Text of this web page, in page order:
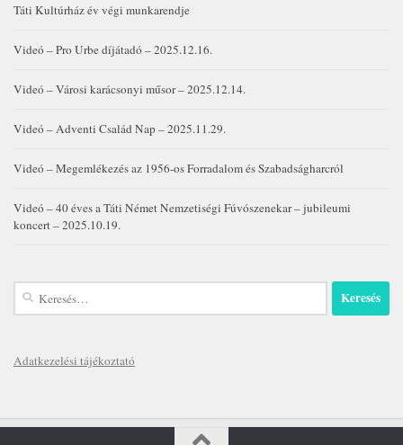
Táti Kultúrház év végi munkarendje
Videó – Pro Urbe díjátadó – 2025.12.16.
Videó – Városi karácsonyi műsor – 2025.12.14.
Videó – Adventi Család Nap – 2025.11.29.
Videó – Megemlékezés az 1956-os Forradalom és Szabadságharcról
Videó – 40 éves a Táti Német Nemzetiségi Fúvószenekar – jubileumi
koncert – 2025.10.19.
Keresés:
Adatkezelési tájékoztató